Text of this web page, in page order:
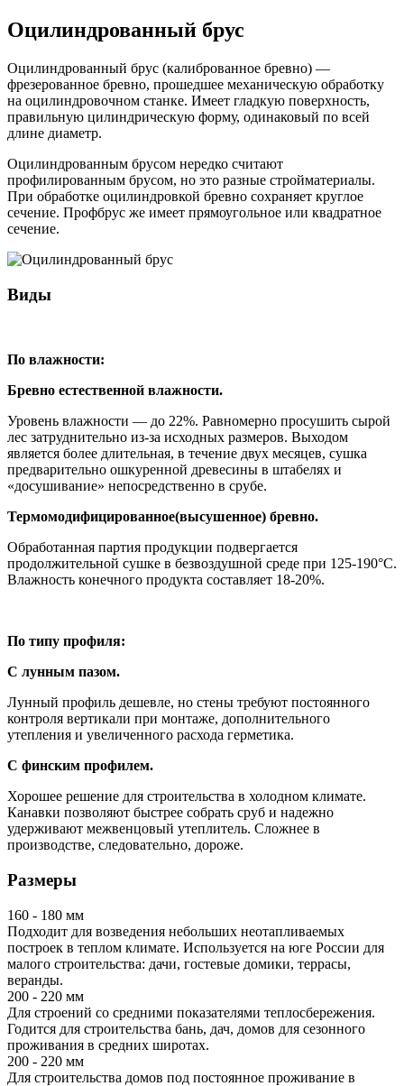
Оцилиндрованный брус
Оцилиндрованный брус (калиброванное бревно) —
фрезерованное бревно, прошедшее механическую обработку
на оцилиндровочном станке. Имеет гладкую поверхность,
правильную цилиндрическую форму, одинаковый по всей
длине диаметр.
Оцилиндрованным брусом нередко считают
профилированным брусом, но это разные стройматериалы.
При обработке оцилиндровкой бревно сохраняет круглое
сечение. Профбрус же имеет прямоугольное или квадратное
сечение.
Виды
По влажности:
Бревно естественной влажности.
Уровень влажности — до 22%. Равномерно просушить сырой
лес затруднительно из-за исходных размеров. Выходом
является более длительная, в течение двух месяцев, сушка
предварительно ошкуренной древесины в штабелях и
«досушивание» непосредственно в срубе.
Термомодифицированное(высушенное) бревно.
Обработанная партия продукции подвергается
продолжительной сушке в безвоздушной среде при 125-190°С.
Влажность конечного продукта составляет 18-20%.
По типу профиля:
С лунным пазом.
Лунный профиль дешевле, но стены требуют постоянного
контроля вертикали при монтаже, дополнительного
утепления и увеличенного расхода герметика.
С финским профилем.
Хорошее решение для строительства в холодном климате.
Канавки позволяют быстрее собрать сруб и надежно
удерживают межвенцовый утеплитель. Сложнее в
производстве, следовательно, дороже.
Размеры
160 - 180 мм
Подходит для возведения небольших неотапливаемых
построек в теплом климате. Используется на юге России для
малого строительства: дачи, гостевые домики, террасы,
веранды.
200 - 220 мм
Для строений со средними показателями теплосбережения.
Годится для строительства бань, дач, домов для сезонного
проживания в средних широтах.
200 - 220 мм
Для строительства домов под постоянное проживание в